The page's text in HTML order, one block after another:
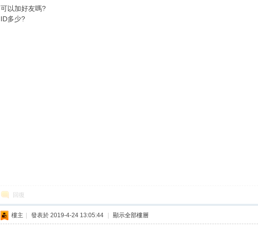
可以加好友嗎?
ID多少?
回復
樓主 發表於 2019-4-24 13:05:44 顯示全部樓層